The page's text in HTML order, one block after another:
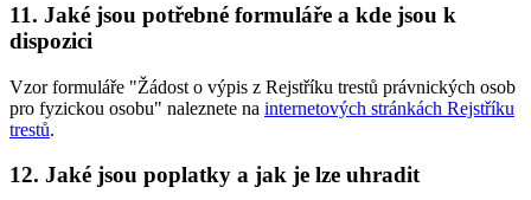
11. Jaké jsou potřebné formuláře a kde jsou k
dispozici
Vzor formuláře "Žádost o výpis z Rejstříku trestů právnických osob
pro fyzickou osobu" naleznete na internetových stránkách Rejstříku
trestů.
12. Jaké jsou poplatky a jak je lze uhradit